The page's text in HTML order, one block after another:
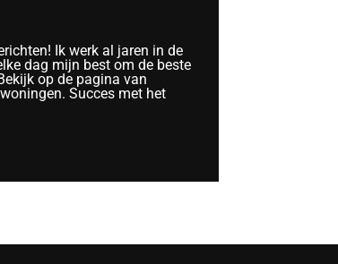
Ik werk al jaren in de
dag mijn best om de beste
op de pagina van
Succes met het